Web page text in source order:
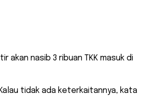
akan nasib 3 ribuan TKK masuk di
tidak ada keterkaitannya, kata